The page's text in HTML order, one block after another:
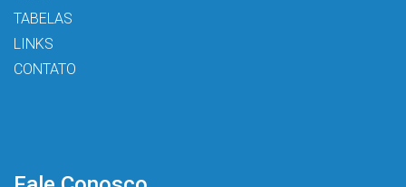
TABELAS
LINKS
CONTATO